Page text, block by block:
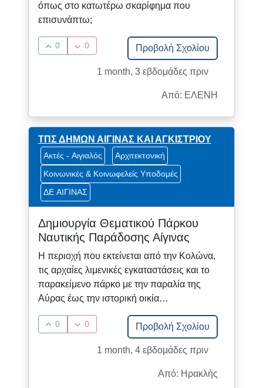
όπως στο κατωτέρω σκαρίφημα που
επισυνάπτω;
0 0 Προβολή Σχολίου
1 month, 3 εβδομάδες πριν
Από: ΕΛΕΝΗ
ΤΠΣ ΔΗΜΩΝ ΑΙΓΙΝΑΣ ΚΑΙ ΑΓΚΙΣΤΡΙΟΥ
Ακτές - Αιγιαλός
Αρχιτεκτονική
Κοινωνικές & Κοινωφελείς Υποδομές
ΔΕ ΑΙΓΙΝΑΣ
Δημιουργία Θεματικού Πάρκου
Ναυτικής Παράδοσης Αίγινας
Η περιοχή που εκτείνεται από την Κολώνα,
τις αρχαίες λιμενικές εγκαταστάσεις και το
παρακείμενο πάρκο με την παραλία της
Αύρας έως την ιστορική οικία…
0 0 Προβολή Σχολίου
1 month, 4 εβδομάδες πριν
Από: Ηρακλής